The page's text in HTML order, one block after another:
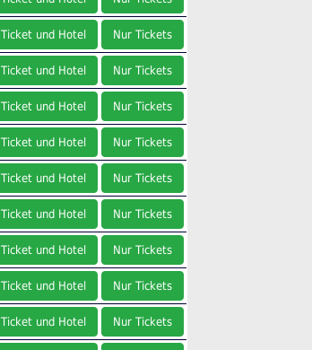
Ticket und Hotel Nur Tickets
Ticket und Hotel Nur Tickets
Ticket und Hotel Nur Tickets
Ticket und Hotel Nur Tickets
Ticket und Hotel Nur Tickets
Ticket und Hotel Nur Tickets
Ticket und Hotel Nur Tickets
Ticket und Hotel Nur Tickets
Ticket und Hotel Nur Tickets